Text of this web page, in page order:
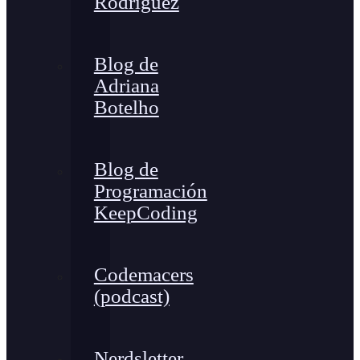
Blog de
Adriana
Botelho
Blog de
Programación
KeepCoding
Codemacers
(podcast)